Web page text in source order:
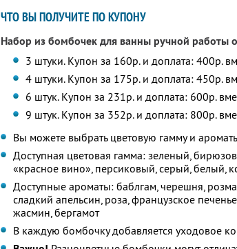
ЧТО ВЫ ПОЛУЧИТЕ ПО КУПОНУ
Набор из бомбочек для ванны ручной работы
3 штуки. Купон за 160р. и доплата: 400р.
4 штуки. Купон за 175р. и доплата: 450р.
6 штук. Купон за 231р. и доплата: 600р.
9 штук. Купон за 352р. и доплата: 800р.
Вы можете выбрать цветовую гамму и
Доступная цветовая гамма: зеленый,
«красное вино», персиковый, серый, белый,
Доступные ароматы: баблгам, черешня,
сладкий апельсин, роза, французское
жасмин, бергамот
В каждую бомбочку добавляется уходовое